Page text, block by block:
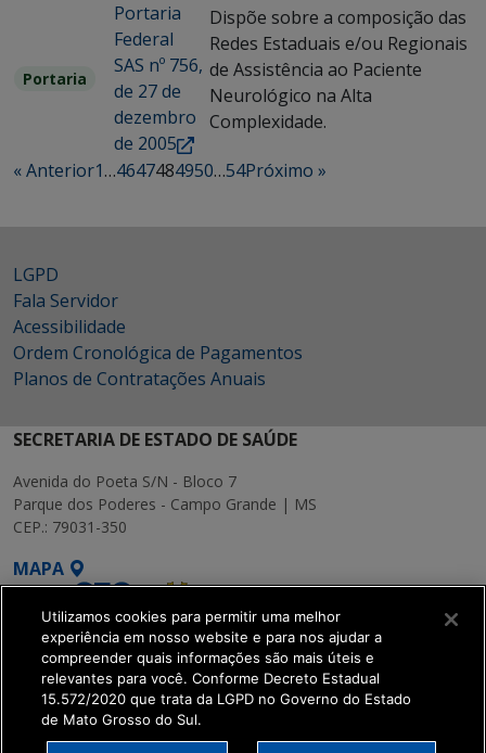
Portaria
Portaria
Federal
SAS nº 756,
de 27 de
dezembro
de 2005
Dispõe sobre a composição das
Redes Estaduais e/ou Regionais
de Assistência ao Paciente
Neurológico na Alta
Complexidade.
« Anterior1…4647484950…54Próximo »
LGPD
Fala Servidor
Acessibilidade
Ordem Cronológica de Pagamentos
Planos de Contratações Anuais
SECRETARIA DE ESTADO DE SAÚDE
Avenida do Poeta S/N - Bloco 7
Parque dos Poderes - Campo Grande | MS
CEP.: 79031-350
MAPA
SETDIG | Secretaria-
Executiva de
Utilizamos cookies para permitir uma melhor
experiência em nosso website e para nos ajudar a
compreender quais informações são mais úteis e
relevantes para você. Conforme Decreto Estadual
15.572/2020 que trata da LGPD no Governo do Estado
de Mato Grosso do Sul.